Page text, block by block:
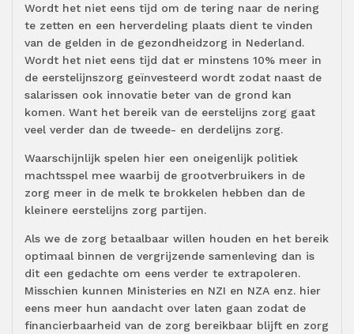
Wordt het niet eens tijd om de tering naar de nering
te zetten en een herverdeling plaats dient te vinden
van de gelden in de gezondheidzorg in Nederland.
Wordt het niet eens tijd dat er minstens 10% meer in
de eerstelijnszorg geïnvesteerd wordt zodat naast de
salarissen ook innovatie beter van de grond kan
komen. Want het bereik van de eerstelijns zorg gaat
veel verder dan de tweede- en derdelijns zorg.
Waarschijnlijk spelen hier een oneigenlijk politiek
machtsspel mee waarbij de grootverbruikers in de
zorg meer in de melk te brokkelen hebben dan de
kleinere eerstelijns zorg partijen.
Als we de zorg betaalbaar willen houden en het bereik
optimaal binnen de vergrijzende samenleving dan is
dit een gedachte om eens verder te extrapoleren.
Misschien kunnen Ministeries en NZI en NZA enz. hier
eens meer hun aandacht over laten gaan zodat de
financierbaarheid van de zorg bereikbaar blijft en zorg